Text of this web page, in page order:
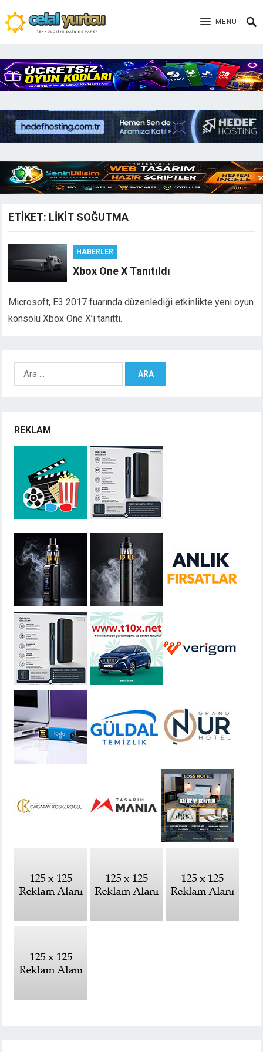
MENU
ETIKET: LIKIT SOĞUTMA
HABERLER
Xbox One X Tanıtıldı
Microsoft, E3 2017 fuarında düzenlediği etkinlikte yeni oyun
konsolu Xbox One X’i tanıttı.
Arama:
REKLAM